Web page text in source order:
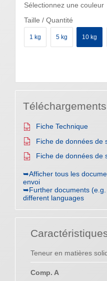
Sélectionnez une couleur
Taille / Quantité
1 kg 5 kg 10 kg
Fiche Technique
Fiche de données de
Fiche de données de
➥Afficher tous les
envoi
➥Further documents
different languages
Teneur en matières
Comp. A